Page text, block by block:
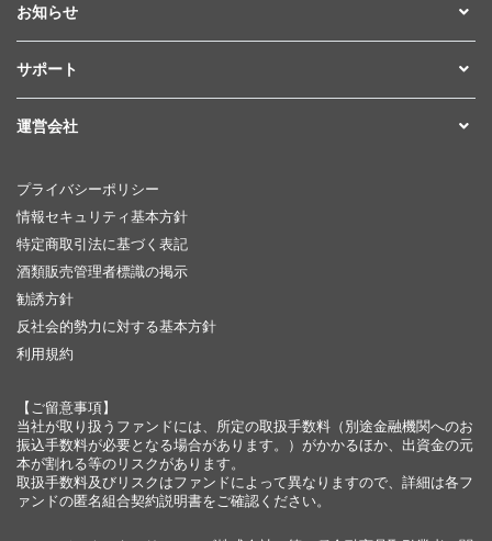
お知らせ
サポート
運営会社
プライバシーポリシー
情報セキュリティ基本方針
特定商取引法に基づく表記
酒類販売管理者標識の掲示
勧誘方針
反社会的勢力に対する基本方針
利用規約
【ご留意事項】
当社が取り扱うファンドには、所定の取扱手数料（別途金融機関へのお
振込手数料が必要となる場合があります。）がかかるほか、出資金の元
本が割れる等のリスクがあります。
取扱手数料及びリスクはファンドによって異なりますので、詳細は各フ
ァンドの匿名組合契約説明書をご確認ください。